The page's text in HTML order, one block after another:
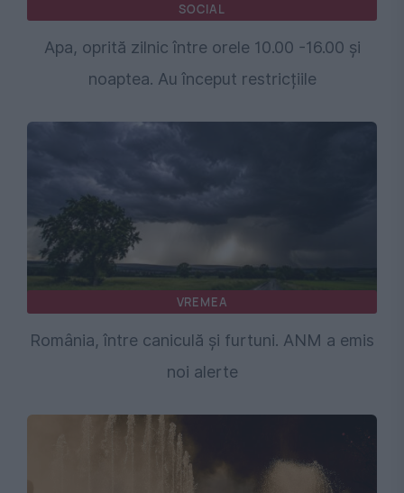
SOCIAL
Apa, oprită zilnic între orele 10.00 -16.00 și
noaptea. Au început restricțiile
VREMEA
România, între caniculă și furtuni. ANM a emis
noi alerte